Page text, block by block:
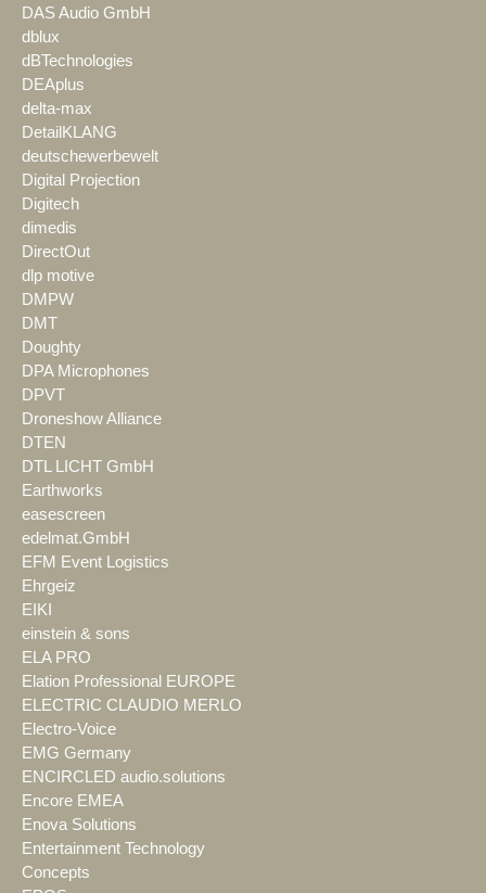
DAS Audio GmbH
dblux
dBTechnologies
DEAplus
delta-max
DetailKLANG
deutschewerbewelt
Digital Projection
Digitech
dimedis
DirectOut
dlp motive
DMPW
DMT
Doughty
DPA Microphones
DPVT
Droneshow Alliance
DTEN
DTL LICHT GmbH
Earthworks
easescreen
edelmat.GmbH
EFM Event Logistics
Ehrgeiz
EIKI
einstein & sons
ELA PRO
Elation Professional EUROPE
ELECTRIC CLAUDIO MERLO
Electro-Voice
EMG Germany
ENCIRCLED audio.solutions
Encore EMEA
Enova Solutions
Entertainment Technology
Concepts